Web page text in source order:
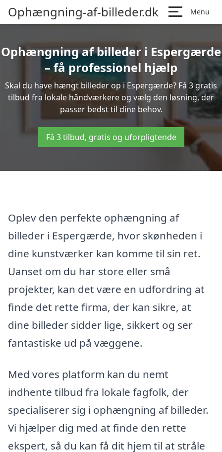
Ophængning-af-billeder.dk Menu
Ophængning af billeder i Espergærde
– få professionel hjælp
Skal du have hængt billeder op i Espergærde? Få 3 gratis
tilbud fra lokale håndværkere og vælg den løsning, der
passer bedst til dine behov.
Få 3 tilbud, gratis og uforpligtende
Oplev den perfekte ophængning af
billeder i Espergærde, hvor skønheden i
dine kunstværker kan komme til sin ret.
Uanset om du har store eller små
projekter, kan det være en udfordring at
finde det rette firma, der kan sikre, at
dine billeder sidder lige, sikkert og ser
fantastiske ud på væggene.
Med vores platform kan du nemt
indhente tilbud fra lokale fagfolk, der
specialiserer sig i ophængning af billeder.
Vi hjælper dig med at finde den rette
ekspert, så du kan få dit hjem til at stråle